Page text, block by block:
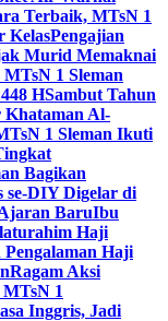
Terbaik, MTsN 1
KelasPengajian
Murid Memaknai
1 Sleman
HSambut Tahun
Khataman Al-
1 Sleman Ikuti
Bagikan
se-DIY Digelar di
BaruIbu
Haji
Haji
Ragam Aksi
1
Inggris, Jadi